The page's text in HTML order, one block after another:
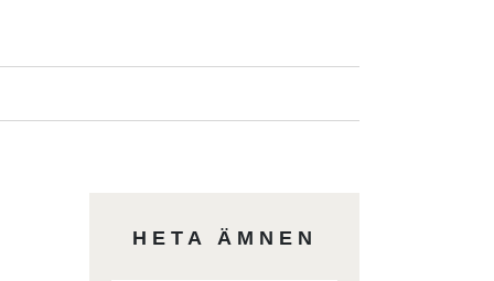
HETA ÄMNEN